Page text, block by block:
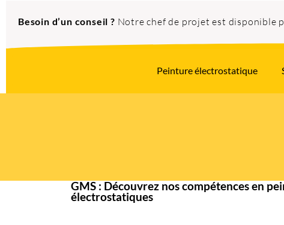
Besoin d’un conseil ? Notre chef de projet est disponible
Peinture électrostatique
GMS : Découvrez nos compétences en
électrostatiques